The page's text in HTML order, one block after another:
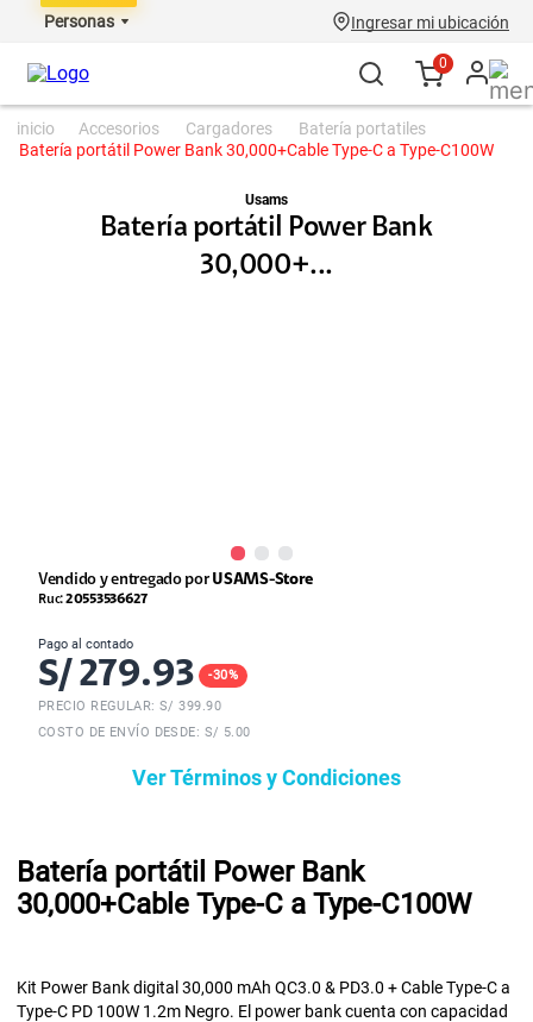
Personas Ingresar mi ubicación
0
accesorios cargadores
batería portatiles
Batería portátil Power Bank 30,000+Cable Type-C a Type-C100W
Usams
Batería portátil Power Bank
30,000+...
Vendido y entregado por USAMS-Store
Ruc:20553536627
Pago al contado
S/ 279.93 -30%
PRECIO REGULAR: S/399.90
COSTO DE ENVÍO DESDE: S/ 5.00
Ver Términos y Condiciones
Batería portátil Power Bank
30,000+Cable Type-C a Type-C100W
Kit Power Bank digital 30,000 mAh QC3.0 & PD3.0 + Cable Type-C a
Type-C PD 100W 1.2m Negro. El power bank cuenta con capacidad